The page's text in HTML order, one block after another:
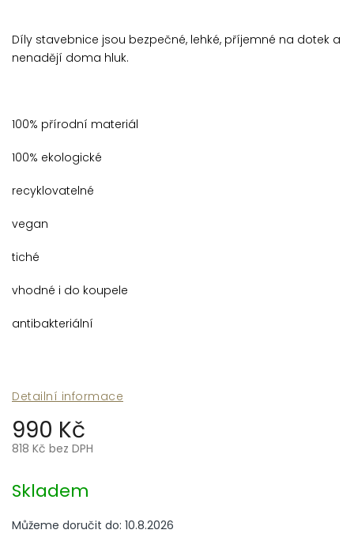
990 Kč
818 Kč bez DPH
cena:
Skladem
Můžeme doručit do: 10.8.2026
Díly stavebnice jsou bezpečné, lehké, příjemné na dotek a
nenadějí doma hluk.
100% přírodní materiál
100% ekologické
recyklovatelné
vegan
tiché
vhodné i do koupele
antibakteriální
Detailní informace